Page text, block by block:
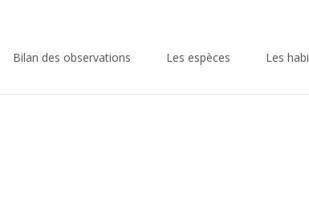
Bilan des observations Les espèces Les